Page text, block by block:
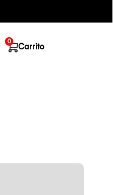
Carrito
0